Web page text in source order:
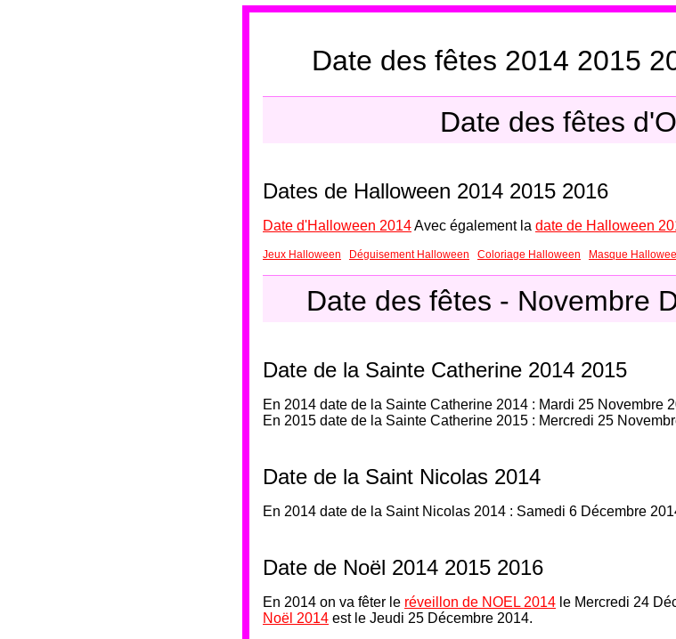
Date des fêtes 2014 2015
Date des fêtes
Dates de Halloween 2014 2015 2016
Date d'Halloween 2014Avec également la date de Halloween
Jeux Halloween Déguisement Halloween Coloriage Halloween Masque
Date des fêtes - Novembre
Date de la Sainte Catherine 2014 2015
En 2014 date de la Sainte Catherine 2014 : Mardi 25 Novembre
En 2015 date de la Sainte Catherine 2015 : Mercredi 25
Date de la Saint Nicolas 2014
En 2014 date de la Saint Nicolas 2014 : Samedi 6 Décembre
Date de Noël 2014 2015 2016
En 2014 on va fêter le réveillon de NOEL 2014 le Mercredi 24
Noël 2014 est le Jeudi 25 Décembre 2014.